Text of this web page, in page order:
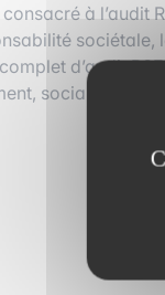
à l’audit
sociétale,
d’audit
social et